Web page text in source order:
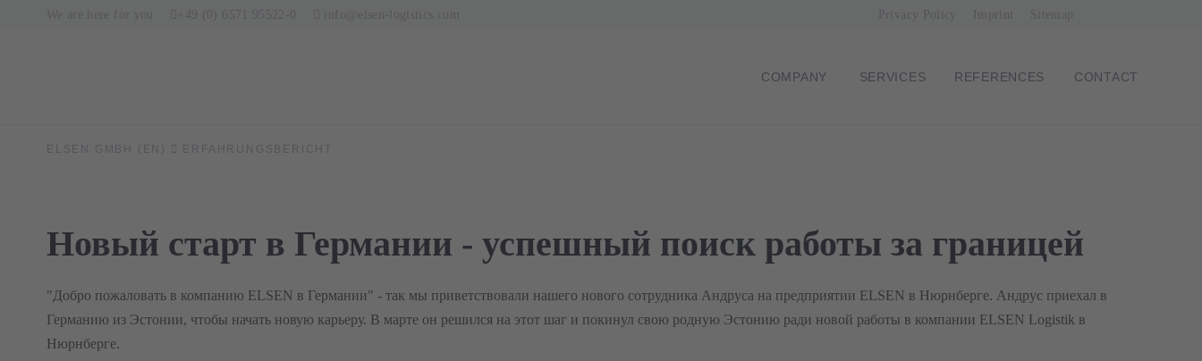
SKIPCOMPANY SERVICES REFERENCES CONTACT
ELSEN GMBH (EN) ERFAHRUNGSBERICHT
Новый старт в Германии - успешный поиск работы за границей
"Добро пожаловать в компанию ELSEN в Германии" - так мы приветствовали нашего нового сотрудника Андруса на предприятии ELSEN в Нюрнберге. Андрус приехал в
Германию из Эстонии, чтобы начать новую карьеру. В марте он решился на этот шаг и покинул свою родную Эстонию ради новой работы в компании ELSEN Logistik в
Нюрнберге.